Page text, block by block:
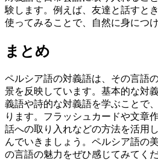
験します。例えば、友達と話すと
使ってみることで、自然に身につ
まとめ
ペルシア語の対義語は、その言語
景を反映しています。基本的な対
義語や詩的な対義語を学ぶことで
ります。フラッシュカードや文章
話への取り入れなどの方法を活用
んでいきましょう。ペルシア語の
の言語の魅力をぜひ感じてみてくだ